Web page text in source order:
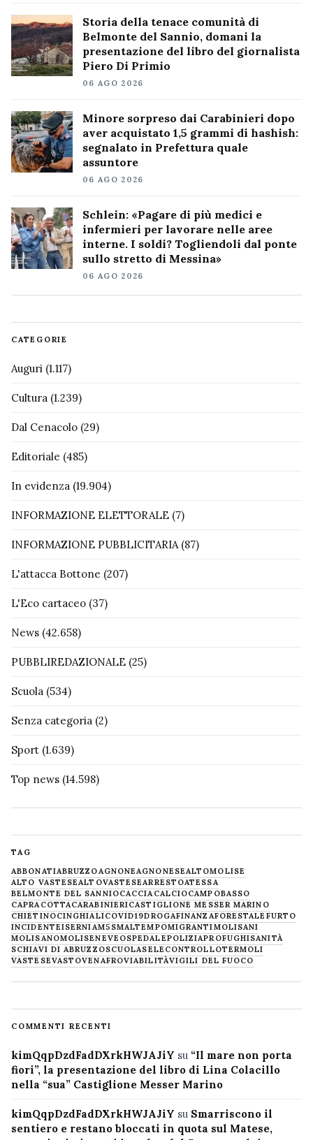
Storia della tenace comunità di
Belmonte del Sannio, domani la
presentazione del libro del giornalista
Piero Di Primio
06 AGO 2026
Minore sorpreso dai Carabinieri dopo
aver acquistato 1,5 grammi di hashish:
segnalato in Prefettura quale
assuntore
06 AGO 2026
Schlein: «Pagare di più medici e
infermieri per lavorare nelle aree
interne. I soldi? Togliendoli dal ponte
sullo stretto di Messina»
06 AGO 2026
CATEGORIE
Auguri (1.117)
Cultura (1.239)
Dal Cenacolo (29)
Editoriale (485)
In evidenza (19.904)
INFORMAZIONE ELETTORALE (7)
INFORMAZIONE PUBBLICITARIA(87)
L'attacca Bottone (207)
L'Eco cartaceo (37)
News (42.658)
PUBBLIREDAZIONALE (25)
Scuola (534)
Senza categoria (2)
Sport (1.639)
Top news (14.598)
TAG
ABBONATIABRUZZOAGNONEAGNONESEALTOMOLISE
ALTO VASTESEALTOVASTESEARRESTOATESSA
BELMONTE DEL SANNIOCACCIACALCIOCAMPOBASSO
CAPRACOTTACARABINIERICASTIGLIONE MESSER MARINO
CHIETINOCINGHIALICOVID19DROGAFINANZAFORESTALE FURTO
INCIDENTEISERNIAM5SMALTEMPOMIGRANTIMOLISANI
MOLISANOMOLISENEVE OSPEDALEPOLIZIAPROFUGHISANITÀ
SCHIAVI DI ABRUZZOSCUOLASELECONTROLLOTERMOLI
VASTESEVASTOVENAFROVIABILITÀVIGILI DEL FUOCO
COMMENTI RECENTI
kimQqpDzdFadDXrkHWJAJiY su “Il mare non porta
fiori”, la presentazione del libro di Lina Colacillo
nella “sua” Castiglione Messer Marino
kimQqpDzdFadDXrkHWJAJiY su Smarriscono il
sentiero e restano bloccati in quota sul Matese,